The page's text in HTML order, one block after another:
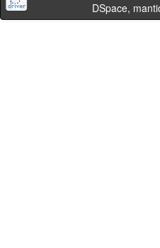
DSpace,